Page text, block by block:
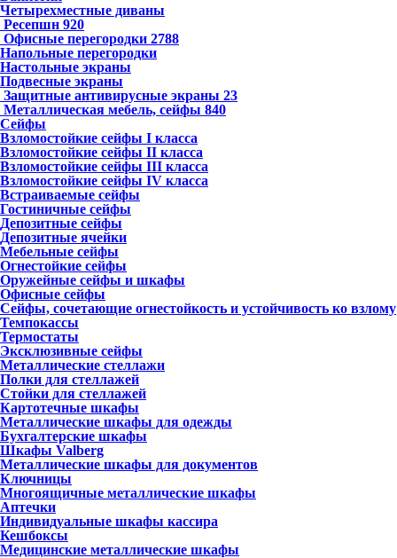
Четырехместные диваны
Ресепшн 920
Офисные перегородки 2788
Напольные перегородки
Настольные экраны
Подвесные экраны
Защитные антивирусные экраны 23
Металлическая мебель, сейфы 840
Сейфы
Взломостойкие сейфы I класса
Взломостойкие сейфы II класса
Взломостойкие сейфы III класса
Взломостойкие сейфы IV класса
Встраиваемые сейфы
Гостиничные сейфы
Депозитные сейфы
Депозитные ячейки
Мебельные сейфы
Огнестойкие сейфы
Оружейные сейфы и шкафы
Офисные сейфы
Сейфы, сочетающие огнестойкость и устойчивость ко взлому
Темпокассы
Термостаты
Эксклюзивные сейфы
Металлические стеллажи
Полки для стеллажей
Стойки для стеллажей
Картотечные шкафы
Металлические шкафы для одежды
Бухгалтерские шкафы
Шкафы Valberg
Металлические шкафы для документов
Ключницы
Многоящичные металлические шкафы
Аптечки
Индивидуальные шкафы кассира
Кешбоксы
Медицинские металлические шкафы